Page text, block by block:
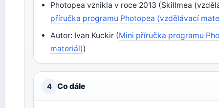
Photopea vznikla v roce 2013 (Skillmea
příručka programu Photopea (vzdělávací
Autor: Ivan Kuckir (Mini příručka programu
materiál))
4 Co dále